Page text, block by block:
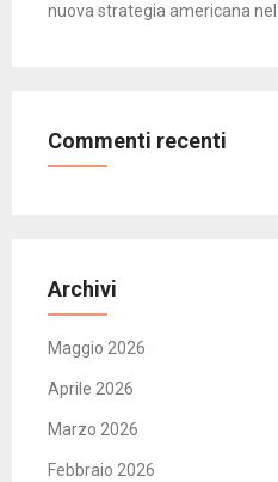
nuova strategia americana
Commenti recenti
Archivi
Maggio 2026
Aprile 2026
Marzo 2026
Febbraio 2026